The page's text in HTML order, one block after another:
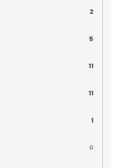
2
5
11
11
1
0